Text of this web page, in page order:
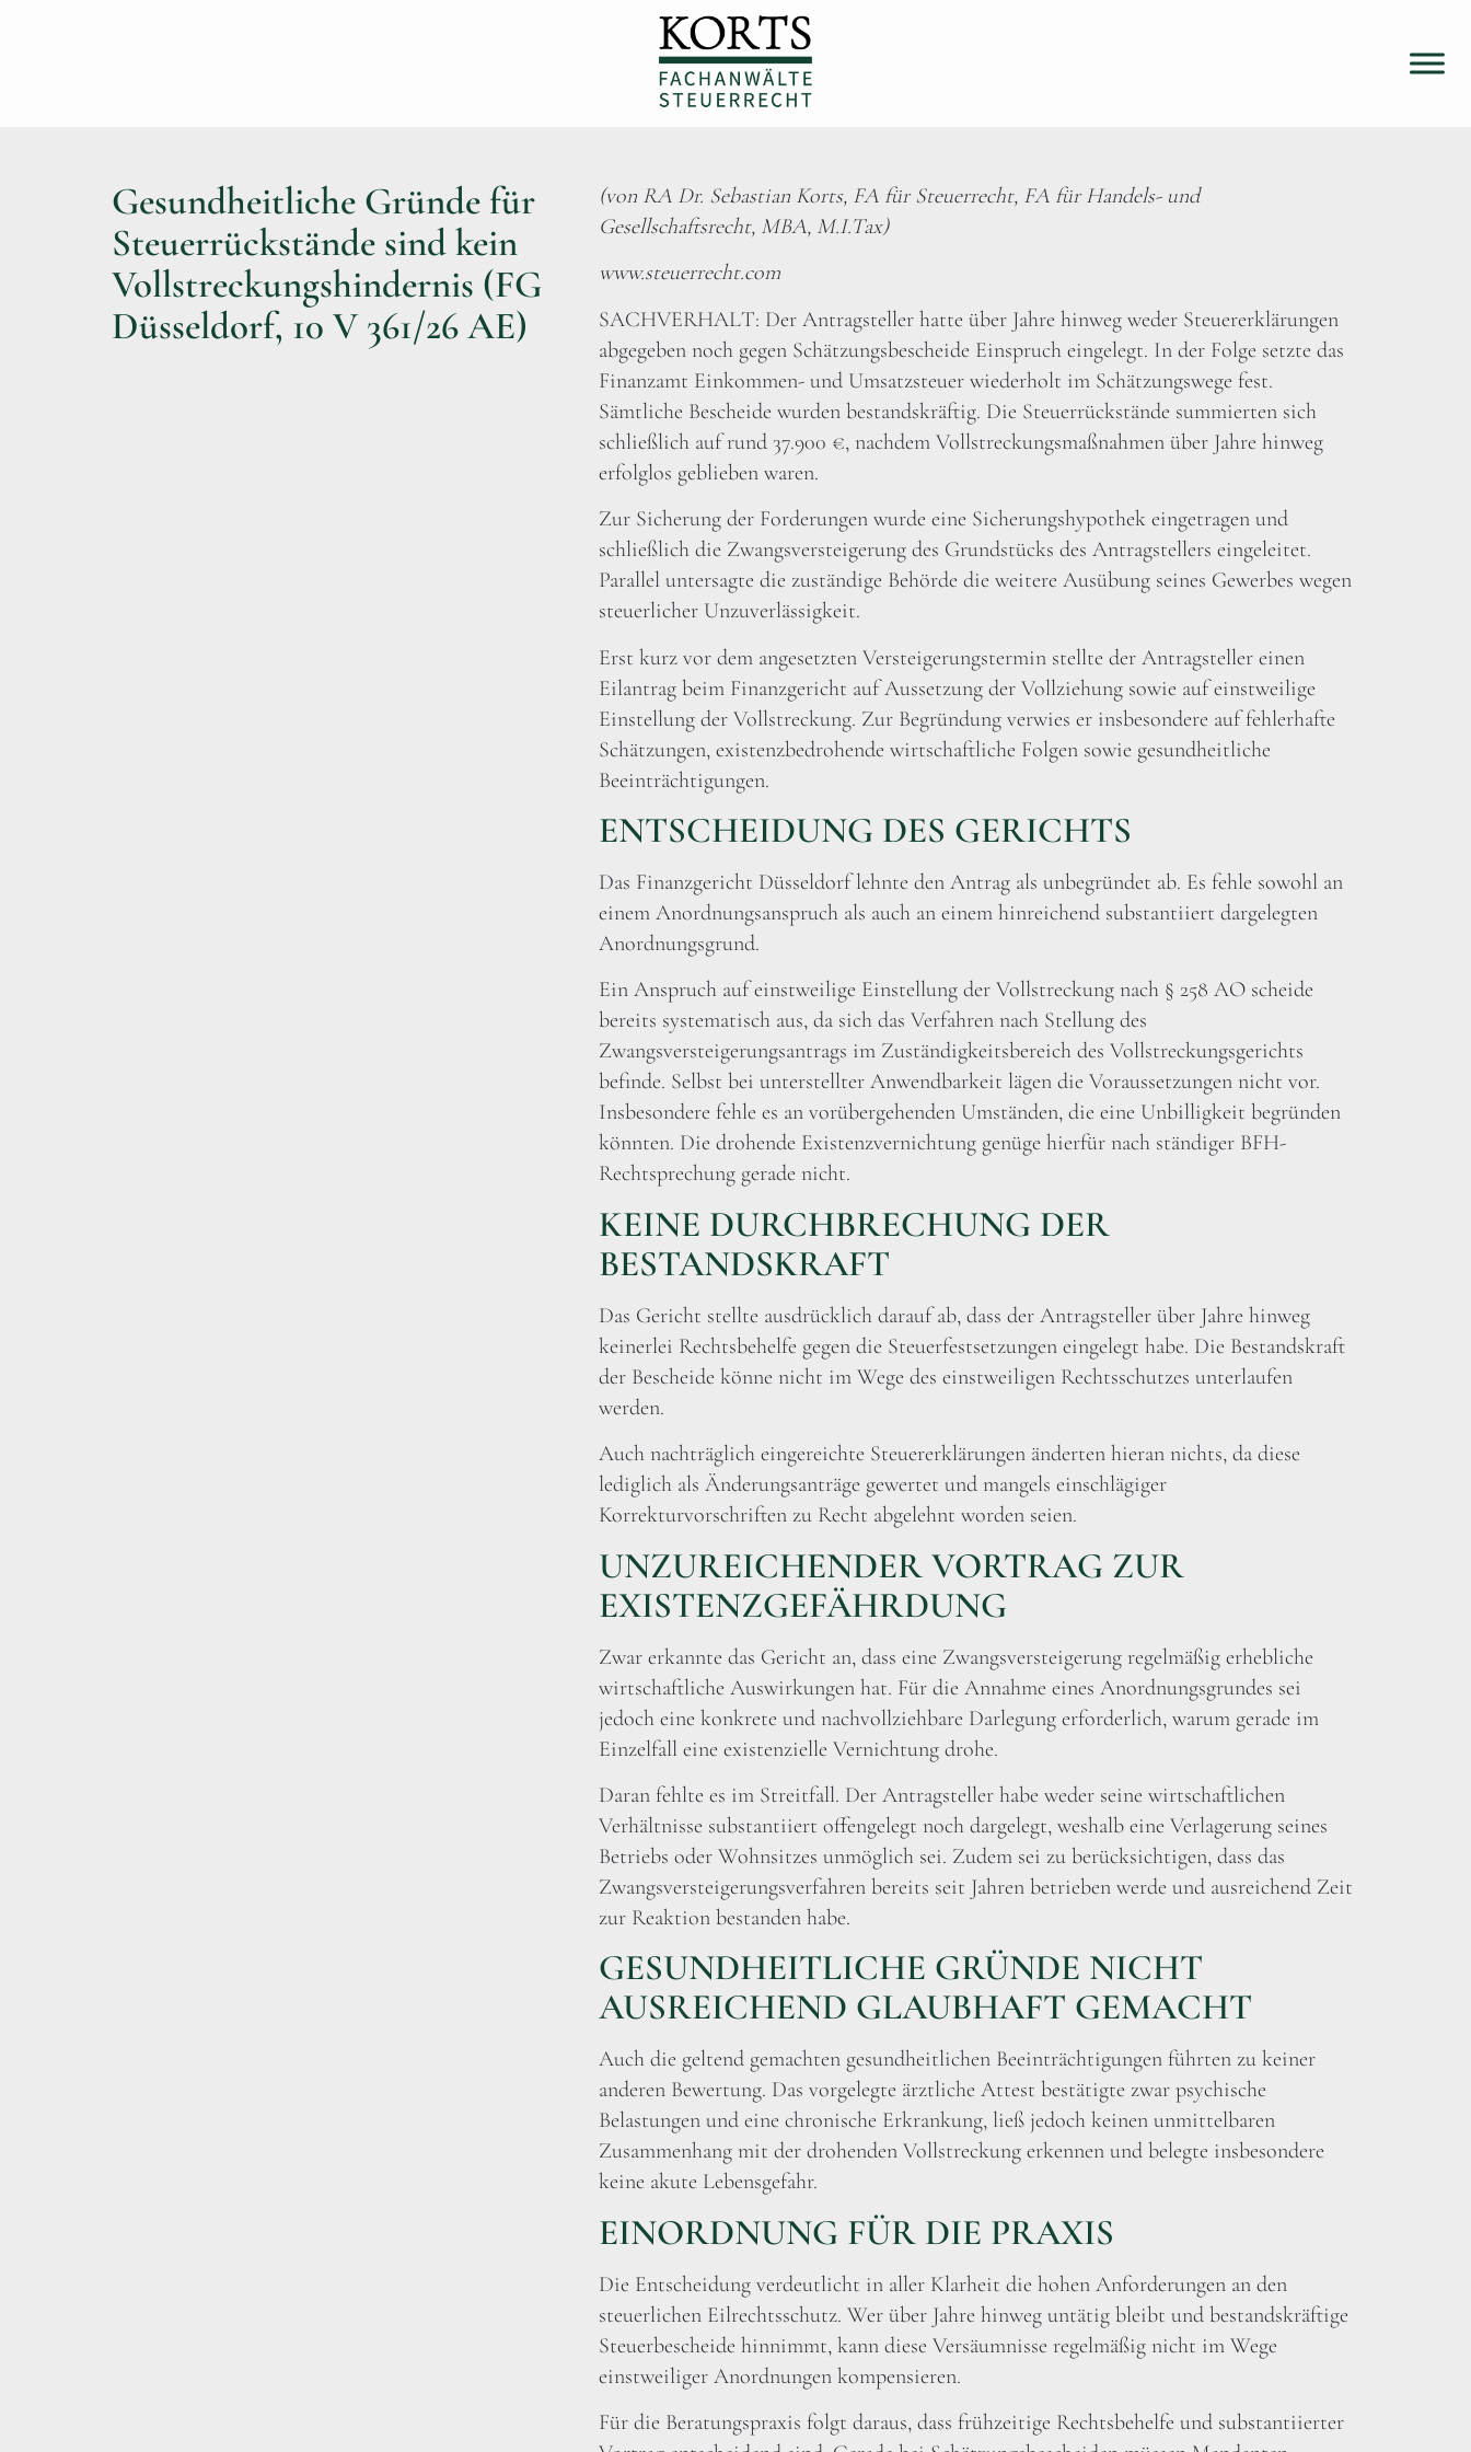
Gesundheitliche Gründe für
Steuerrückstände sind kein
Vollstreckungshindernis (FG
Düsseldorf, 10 V 361/26 AE)
(von RA Dr. Sebastian Korts, FA für Steuerrecht, FA für Handels- und
Gesellschaftsrecht, MBA, M.I.Tax)
www.steuerrecht.com
SACHVERHALT: Der Antragsteller hatte über Jahre hinweg weder Steuererklärungen
abgegeben noch gegen Schätzungsbescheide Einspruch eingelegt. In der Folge setzte das
Finanzamt Einkommen- und Umsatzsteuer wiederholt im Schätzungswege fest.
Sämtliche Bescheide wurden bestandskräftig. Die Steuerrückstände summierten sich
schließlich auf rund 37.900 €, nachdem Vollstreckungsmaßnahmen über Jahre hinweg
erfolglos geblieben waren.
Zur Sicherung der Forderungen wurde eine Sicherungshypothek eingetragen und
schließlich die Zwangsversteigerung des Grundstücks des Antragstellers eingeleitet.
Parallel untersagte die zuständige Behörde die weitere Ausübung seines Gewerbes wegen
steuerlicher Unzuverlässigkeit.
Erst kurz vor dem angesetzten Versteigerungstermin stellte der Antragsteller einen
Eilantrag beim Finanzgericht auf Aussetzung der Vollziehung sowie auf einstweilige
Einstellung der Vollstreckung. Zur Begründung verwies er insbesondere auf fehlerhafte
Schätzungen, existenzbedrohende wirtschaftliche Folgen sowie gesundheitliche
Beeinträchtigungen.
ENTSCHEIDUNG DES GERICHTS
Das Finanzgericht Düsseldorf lehnte den Antrag als unbegründet ab. Es fehle sowohl an
einem Anordnungsanspruch als auch an einem hinreichend substantiiert dargelegten
Anordnungsgrund.
Ein Anspruch auf einstweilige Einstellung der Vollstreckung nach § 258 AO scheide
bereits systematisch aus, da sich das Verfahren nach Stellung des
Zwangsversteigerungsantrags im Zuständigkeitsbereich des Vollstreckungsgerichts
befinde. Selbst bei unterstellter Anwendbarkeit lägen die Voraussetzungen nicht vor.
Insbesondere fehle es an vorübergehenden Umständen, die eine Unbilligkeit begründen
könnten. Die drohende Existenzvernichtung genüge hierfür nach ständiger BFH-
Rechtsprechung gerade nicht.
KEINE DURCHBRECHUNG DER
BESTANDSKRAFT
Das Gericht stellte ausdrücklich darauf ab, dass der Antragsteller über Jahre hinweg
keinerlei Rechtsbehelfe gegen die Steuerfestsetzungen eingelegt habe. Die Bestandskraft
der Bescheide könne nicht im Wege des einstweiligen Rechtsschutzes unterlaufen
werden.
Auch nachträglich eingereichte Steuererklärungen änderten hieran nichts, da diese
lediglich als Änderungsanträge gewertet und mangels einschlägiger
Korrekturvorschriften zu Recht abgelehnt worden seien.
UNZUREICHENDER VORTRAG ZUR
EXISTENZGEFÄHRDUNG
Zwar erkannte das Gericht an, dass eine Zwangsversteigerung regelmäßig erhebliche
wirtschaftliche Auswirkungen hat. Für die Annahme eines Anordnungsgrundes sei
jedoch eine konkrete und nachvollziehbare Darlegung erforderlich, warum gerade im
Einzelfall eine existenzielle Vernichtung drohe.
Daran fehlte es im Streitfall. Der Antragsteller habe weder seine wirtschaftlichen
Verhältnisse substantiiert offengelegt noch dargelegt, weshalb eine Verlagerung seines
Betriebs oder Wohnsitzes unmöglich sei. Zudem sei zu berücksichtigen, dass das
Zwangsversteigerungsverfahren bereits seit Jahren betrieben werde und ausreichend Zeit
zur Reaktion bestanden habe.
GESUNDHEITLICHE GRÜNDE NICHT
AUSREICHEND GLAUBHAFT GEMACHT
Auch die geltend gemachten gesundheitlichen Beeinträchtigungen führten zu keiner
anderen Bewertung. Das vorgelegte ärztliche Attest bestätigte zwar psychische
Belastungen und eine chronische Erkrankung, ließ jedoch keinen unmittelbaren
Zusammenhang mit der drohenden Vollstreckung erkennen und belegte insbesondere
keine akute Lebensgefahr.
EINORDNUNG FÜR DIE PRAXIS
Die Entscheidung verdeutlicht in aller Klarheit die hohen Anforderungen an den
steuerlichen Eilrechtsschutz. Wer über Jahre hinweg untätig bleibt und bestandskräftige
Steuerbescheide hinnimmt, kann diese Versäumnisse regelmäßig nicht im Wege
einstweiliger Anordnungen kompensieren.
Für die Beratungspraxis folgt daraus, dass frühzeitige Rechtsbehelfe und substantiierter